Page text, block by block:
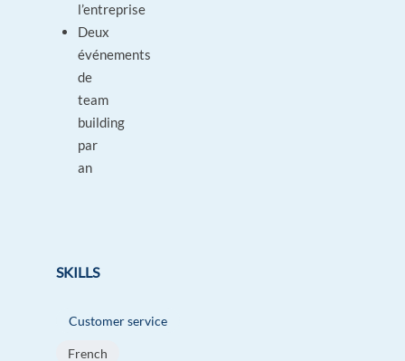
l’entreprise
Deux
événements
de
team
building
par
an
SKILLS
Customer service
French